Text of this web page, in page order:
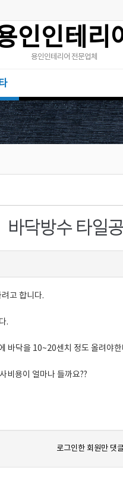
인인테리
용인인테리어 전문업체
바닥방수 타일
고 합니다.
.
바닥을 10~20센치 정도 올려야
비용이 얼마나 들까요??
로그인한 회원만 댓